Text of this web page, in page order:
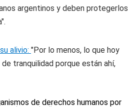
argentinos y deben protegerlos
alivio: "Por lo menos, lo que hoy
tranquilidad porque están ahí,